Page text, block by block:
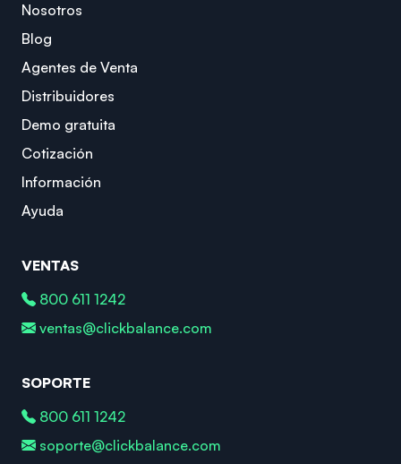
Nosotros
Blog
Agentes de Venta
Distribuidores
Demo gratuita
Cotización
Información
Ayuda
VENTAS
800 611 1242
ventas@clickbalance.com
SOPORTE
800 611 1242
soporte@clickbalance.com